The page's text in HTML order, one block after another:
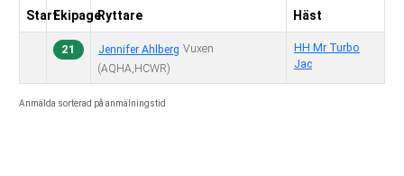
StartEkipageRyttare Häst
21 Jennifer Ahlberg Vuxen
(AQHA,HCWR)
HH Mr Turbo
Jac
Anmälda sorterad på anmälningstid